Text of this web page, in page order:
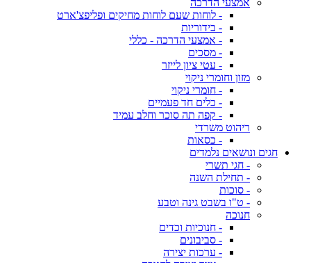
אמצעי הדרכה
- לוחות שעם לוחות מחיקים ופליפצ'ארט
- בידוריות
- אמצעי הדרכה - כללי
- מסכים
- עטי ציון לייזר
מזון וחומרי ניקוי
- חומרי ניקוי
- כלים חד פעמיים
- קפה תה סוכר וחלב עמיד
ריהוט משרדי
- כסאות
חגים ונושאים נלמדים
- חגי תשרי
- תחילת השנה
- סוכות
- ט"ו בשבט גינה וטבע
חנוכה
- חנוכיות וכדים
- סביבונים
- ערכות יצירה